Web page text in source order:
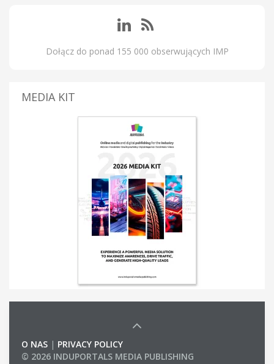
Dołącz do ponad 155 000 obserwujących IMP
MEDIA KIT
O NAS | PRIVACY POLICY
© 2026 INDUPORTALS MEDIA PUBLISHING